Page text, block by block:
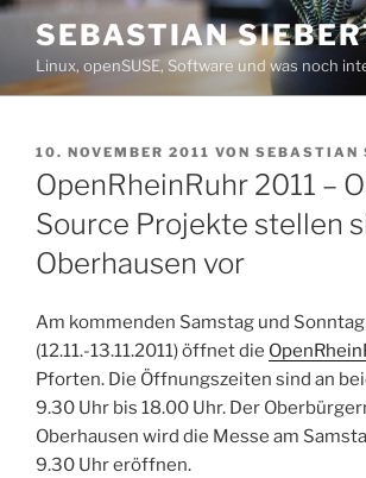
Zum
Inhalt
springen
SEBASTIAN
Linux, openSUSE, Software und was noch
VERÖFFENTLICHT
AM
10. NOVEMBER 2011 VON SEBASTIAN
OpenRheinRuhr 2011 –
Source Projekte stellen
Oberhausen vor
Am kommenden Samstag und Sonntag
(12.11.-13.11.2011) öffnet die
Pforten. Die Öffnungszeiten sind an
9.30 Uhr bis 18.00 Uhr. Der
Oberhausen wird die Messe am
9.30 Uhr eröffnen.